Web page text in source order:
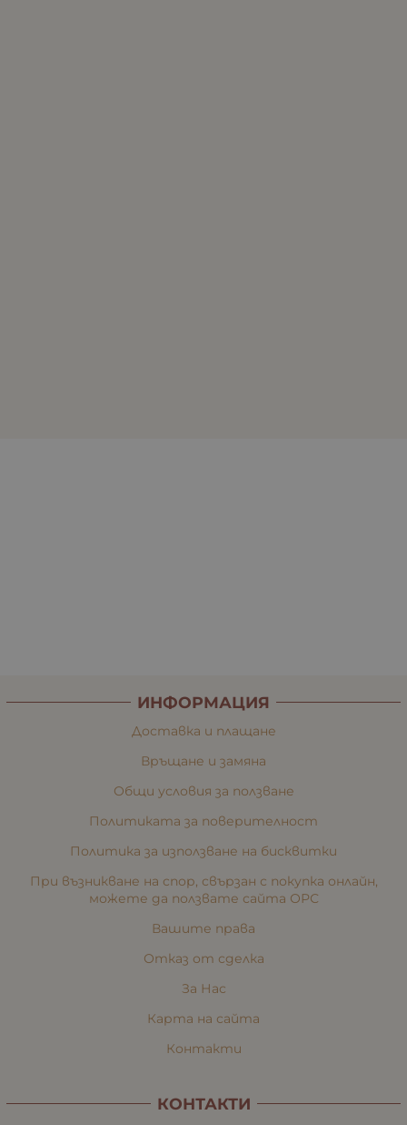
ИНФОРМАЦИЯ
Доставка и плащане
Връщане и замяна
Общи условия за ползване
Политиката за поверителност
Политика за използване на бисквитки
При възникване на спор, свързан с покупка онлайн,
можете да ползвате сайта ОРС
Вашите права
Отказ от сделка
За Нас
Карта на сайта
Контакти
КОНТАКТИ